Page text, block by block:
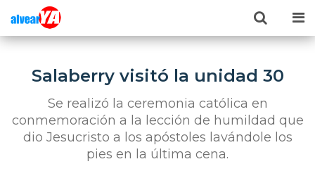
Salaberry visitó la unidad 30
Se realizó la ceremonia católica en
conmemoración a la lección de humildad que
dio Jesucristo a los apóstoles lavándole los
pies en la última cena.